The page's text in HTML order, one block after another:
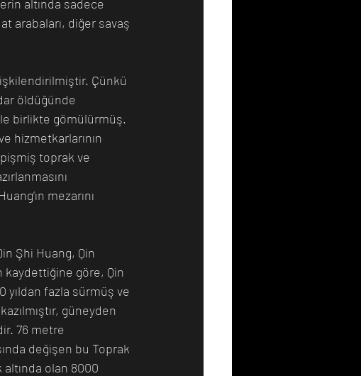
altında sadece
arabaları, diğer savaş
Çünkü
öldüğünde
birlikte gömülürmüş.
hizmetkarlarının
toprak ve
mezarını
Şhi Huang, Qin
kaydettiğine göre, Qin
yıldan fazla sürmüş ve
güneyden
76 metre
değişen bu Toprak
altında olan 8000